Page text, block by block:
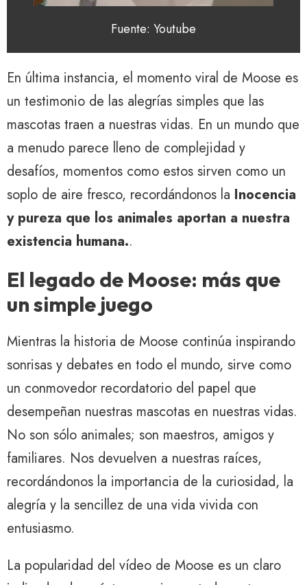
Fuente: Youtube
En última instancia, el momento viral de Moose es
un testimonio de las alegrías simples que las
mascotas traen a nuestras vidas. En un mundo que
a menudo parece lleno de complejidad y
desafíos, momentos como estos sirven como un
soplo de aire fresco, recordándonos la Inocencia
y pureza que los animales aportan a nuestra
existencia humana..
El legado de Moose: más que
un simple juego
Mientras la historia de Moose continúa inspirando
sonrisas y debates en todo el mundo, sirve como
un conmovedor recordatorio del papel que
desempeñan nuestras mascotas en nuestras vidas.
No son sólo animales; son maestros, amigos y
familiares. Nos devuelven a nuestras raíces,
recordándonos la importancia de la curiosidad, la
alegría y la sencillez de una vida vivida con
entusiasmo.
La popularidad del vídeo de Moose es un claro